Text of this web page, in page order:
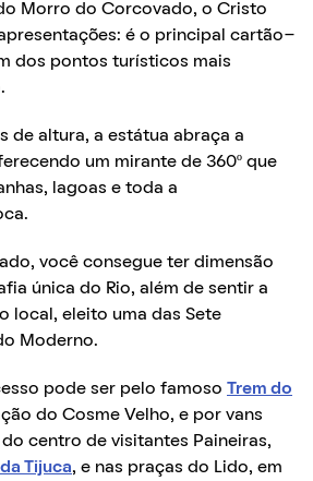
Morro do Corcovado, o Cristo
é o principal cartão-
dos pontos turísticos mais
de altura, a estátua abraça a
um mirante de 360º que
lagoas e toda a
você consegue ter dimensão
única do Rio, além de sentir a
local, eleito uma das Sete
Moderno.
pode ser pelo famoso
Trem do
do Cosme Velho, e por vans
centro de visitantes Paineiras,
Tijuca, e nas praças do Lido, em